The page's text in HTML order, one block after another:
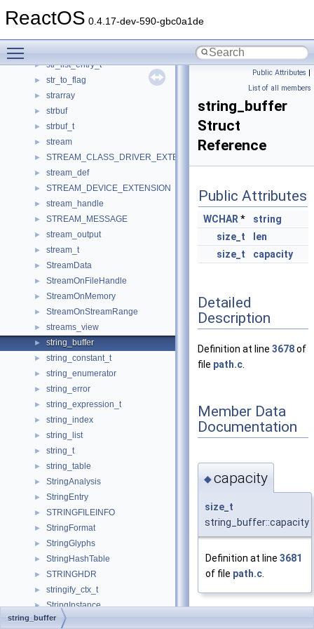
ReactOS 0.4.17-dev-590-gbc0a1de
► str2long_t
► str_list_entry_t
► str_to_flag
► strarray
► strbuf
► strbuf_t
► stream
► STREAM_CLASS_DRIVER_EXTENSION
► stream_def
► STREAM_DEVICE_EXTENSION
► stream_handle
► STREAM_MESSAGE
► stream_output
► stream_t
► StreamData
► StreamOnFileHandle
► StreamOnMemory
► StreamOnStreamRange
► streams_view
► string_buffer
► string_constant_t
► string_enumerator
► string_error
► string_expression_t
► string_index
► string_list
► string_t
► string_table
► StringAnalysis
► StringEntry
► STRINGFILEINFO
► StringFormat
► StringGlyphs
► StringHashTable
► STRINGHDR
► stringify_ctx_t
► StringInstance
► STRINGTABLE
Public Attributes |
List of all members
string_buffer
Struct
Reference
Public Attributes
WCHAR *
string
size_t
len
size_t
capacity
Detailed
Description
Definition at line 3678of
file path.c
Member Data
Documentation
◆capacity
size_t
string_buffer::capacity
Definition at line 3681
of file path.c
string_buffer